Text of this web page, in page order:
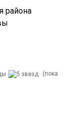
(пока